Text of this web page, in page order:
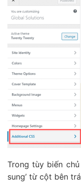
Trong tùy biến
sung’ từ cột bên